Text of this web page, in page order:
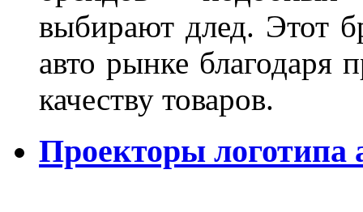
выбирают длед. Этот
авто рынке
качеству товаров.
Проекторы логотипа